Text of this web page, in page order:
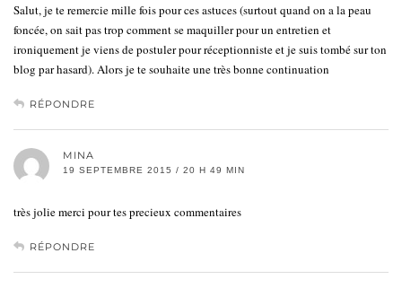
Salut, je te remercie mille fois pour ces astuces (surtout quand on a la peau
foncée, on sait pas trop comment se maquiller pour un entretien et
ironiquement je viens de postuler pour réceptionniste et je suis tombé sur ton
blog par hasard). Alors je te souhaite une très bonne continuation
RÉPONDRE
MINA
19 SEPTEMBRE 2015 / 20 H 49 MIN
très jolie merci pour tes precieux commentaires
RÉPONDRE